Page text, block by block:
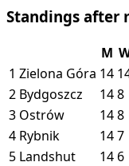
Standings after
M
1 Zielona Góra 14
2 Bydgoszcz 148
3 Ostrów 148
4 Rybnik 147
5 Landshut 14 6